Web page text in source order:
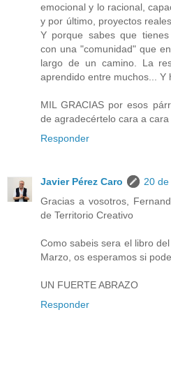
emocional y lo racional,
y por último, proyectos
Y porque sabes que
con una "comunidad" que
largo de un camino. La
aprendido entre muchos... Y
MIL GRACIAS por esos
de agradecértelo cara a cara
Responder
Javier Pérez Caro
20
Gracias a vosotros,
de Territorio Creativo
Como sabeis sera el libro
Marzo, os esperamos si
UN FUERTE ABRAZO
Responder